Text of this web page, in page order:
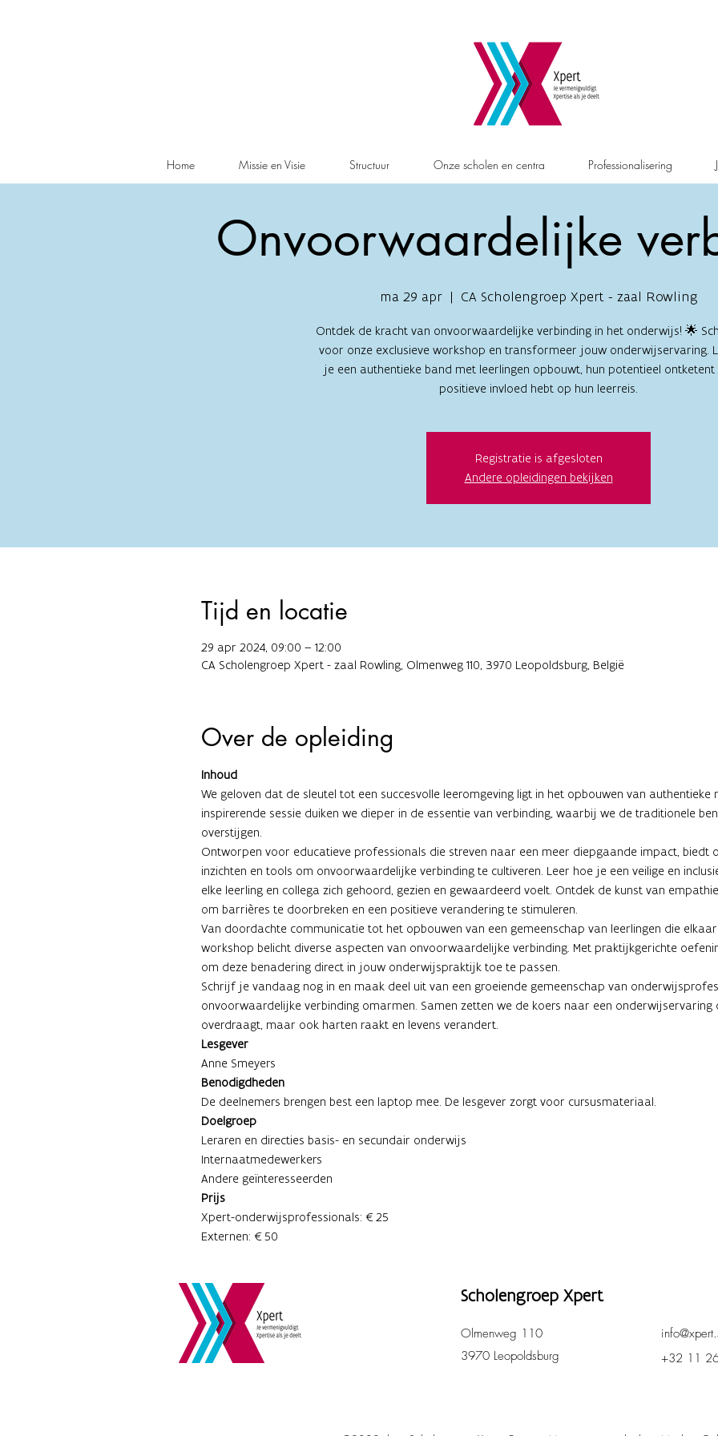
Home Missie en Visie Structuur Onze scholen en centra Professionalisering
Onvoorwaardelijke
ma 29 apr
  |
CA Scholengroep Xpert - zaal Rowling
Ontdek de kracht van onvoorwaardelijke verbinding in het onderwijs! 🌟
voor onze exclusieve workshop en transformeer jouw onderwijservaring.
je een authentieke band met leerlingen opbouwt, hun potentieel ontketent
positieve invloed hebt op hun leerreis.
Registratie is afgesloten
Andere opleidingen bekijken
Tijd en locatie
29 apr 2024, 09:00 – 12:00
CA Scholengroep Xpert - zaal Rowling, Olmenweg 110, 3970 Leopoldsburg, België
Over de opleiding
Inhoud
We geloven dat de sleutel tot een succesvolle leeromgeving ligt in het opbouwen van authentieke
inspirerende sessie duiken we dieper in de essentie van verbinding, waarbij we de traditionele
overstijgen.
Ontworpen voor educatieve professionals die streven naar een meer diepgaande impact, biedt
inzichten en tools om onvoorwaardelijke verbinding te cultiveren. Leer hoe je een veilige en
elke leerling en collega zich gehoord, gezien en gewaardeerd voelt. Ontdek de kunst van
om barrières te doorbreken en een positieve verandering te stimuleren.
Van doordachte communicatie tot het opbouwen van een gemeenschap van leerlingen die
workshop belicht diverse aspecten van onvoorwaardelijke verbinding. Met praktijkgerichte
om deze benadering direct in jouw onderwijspraktijk toe te passen.
Schrijf je vandaag nog in en maak deel uit van een groeiende gemeenschap van
onvoorwaardelijke verbinding omarmen. Samen zetten we de koers naar een onderwijservaring
overdraagt, maar ook harten raakt en levens verandert.
Lesgever
Anne Smeyers
Benodigdheden
De deelnemers brengen best een laptop mee. De lesgever zorgt voor cursusmateriaal.
Doelgroep
Leraren en directies basis- en secundair onderwijs
Internaatmedewerkers
Andere geïnteresseerden
Prijs
Xpert-onderwijsprofessionals: €25
Externen: €50
Scholengroep Xpert
Olmenweg 110
3970 Leopoldsburg
+32 11